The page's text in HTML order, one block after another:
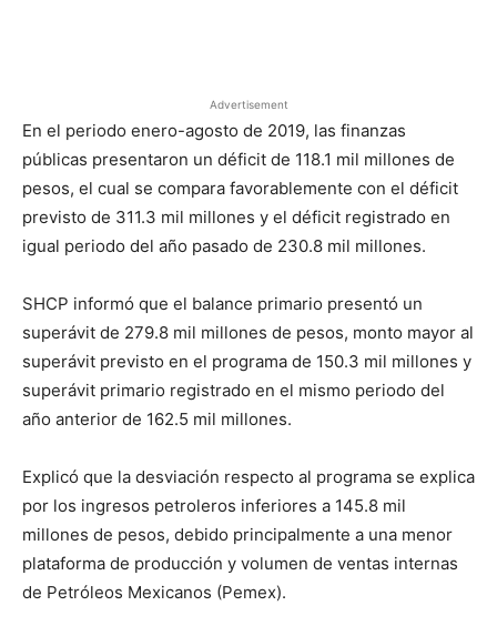
Advertisement
En el periodo enero-agosto de 2019, las finanzas
públicas presentaron un déficit de 118.1 mil millones de
pesos, el cual se compara favorablemente con el déficit
previsto de 311.3 mil millones y el déficit registrado en
igual periodo del año pasado de 230.8 mil millones.
SHCP informó que el balance primario presentó un
superávit de 279.8 mil millones de pesos, monto mayor al
superávit previsto en el programa de 150.3 mil millones y
superávit primario registrado en el mismo periodo del
año anterior de 162.5 mil millones.
Explicó que la desviación respecto al programa se explica
por los ingresos petroleros inferiores a 145.8 mil
millones de pesos, debido principalmente a una menor
plataforma de producción y volumen de ventas internas
de Petróleos Mexicanos (Pemex).